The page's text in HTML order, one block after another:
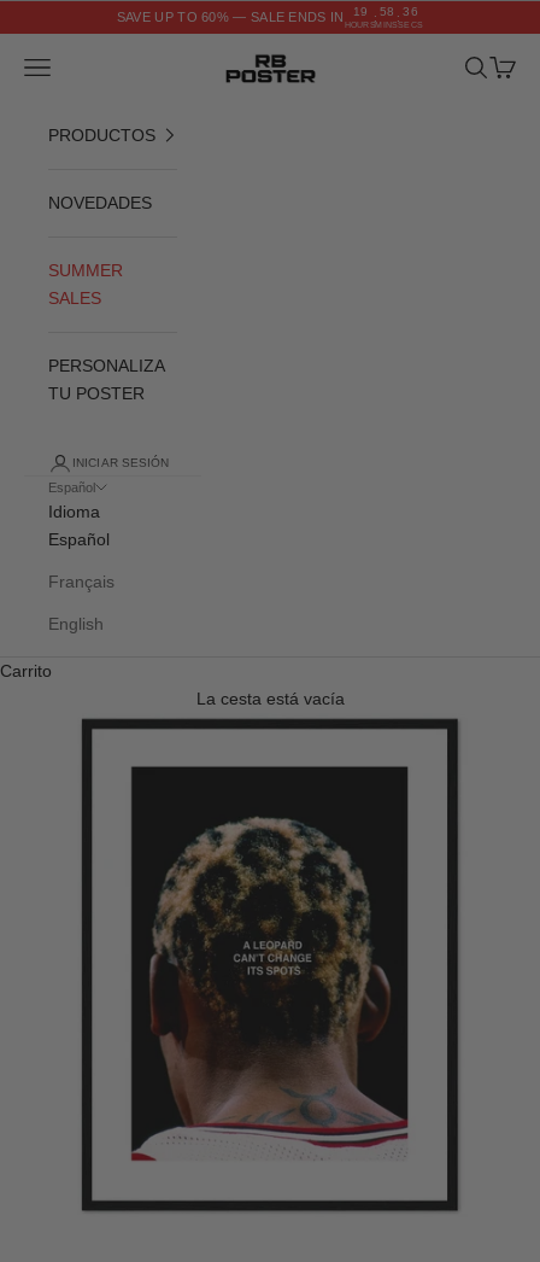
SAVE UP TO 60% — SALE ENDS IN 19
HOURS
: 58
MINS
: 35
SECS
RB POSTER
Menú Buscar
Cesta
PRODUCTOS
NOVEDADES
SUMMER
SALES
PERSONALIZA
TU POSTER
INICIAR SESIÓN
Español
Idioma
Español
Français
English
Carrito
La cesta está vacía